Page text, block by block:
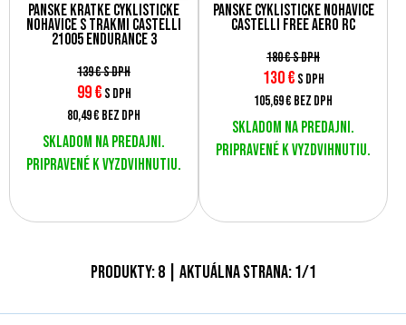
Pánske krátke cyklistické
nohavice s trakmi Castelli
21005 ENDURANCE 3
139 €s DPH
99€ s DPH
80,49 € bez DPH
Skladom na predajni.
Pripravené k vyzdvihnutiu.
Pánske cyklistické nohavice
Castelli FREE AERO RC
180 €s DPH
130€ s DPH
105,69 € bez DPH
Skladom na predajni.
Pripravené k vyzdvihnutiu.
Produkty:8| Aktuálna strana:1/1